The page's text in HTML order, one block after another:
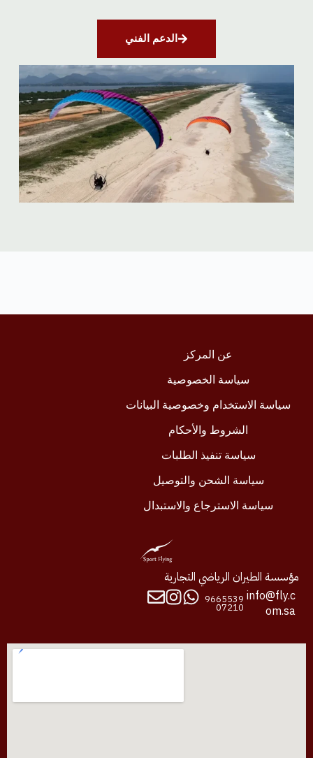
الدعم الفني
مؤسسة الطيران الرياضي التجارية
info@fly.c
om.sa
9665539
07210
عن المركز
سياسة الخصوصية
سياسة الاستخدام وخصوصية البيانات
الشروط والأحكام
سياسة تنفيذ الطلبات
سياسة الشحن والتوصيل
سياسة الاسترجاع والاستبدال